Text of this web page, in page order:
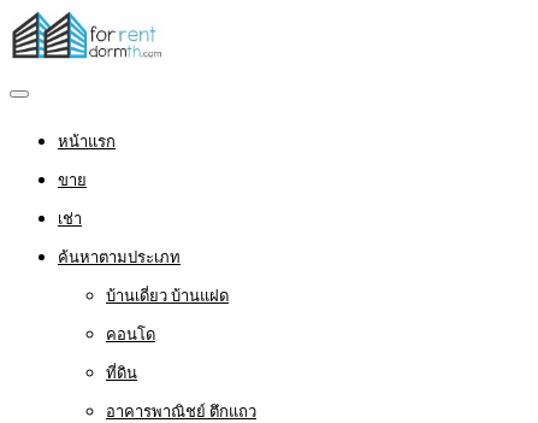
หน้าแรก
ขาย
เช่า
ค้นหาตามประเภท
บ้านเดี่ยว บ้านแฝด
คอนโด
ที่ดิน
อาคารพาณิชย์ ตึกแถว